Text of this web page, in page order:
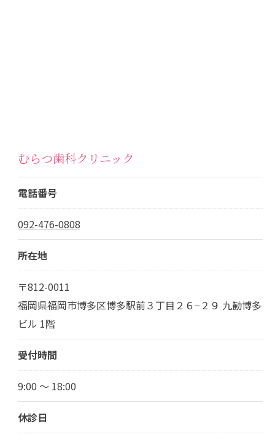
むらつ歯科クリニック
電話番号
092-476-0808
所在地
〒812-0011
福岡県福岡市博多区博多駅前３丁目２６−２９ 九勧博多
ビル 1階
受付時間
9:00 ～ 18:00
休診日